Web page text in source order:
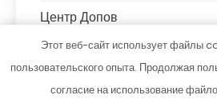
Центр Допов
ЧЕ4, сауна
Этот веб-сайт использует файлы
пользовательского опыта. Продолжая
согласие на использование